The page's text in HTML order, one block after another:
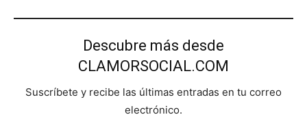
Descubre más desde
CLAMORSOCIAL.COM
Suscríbete y recibe las últimas entradas en tu correo
electrónico.